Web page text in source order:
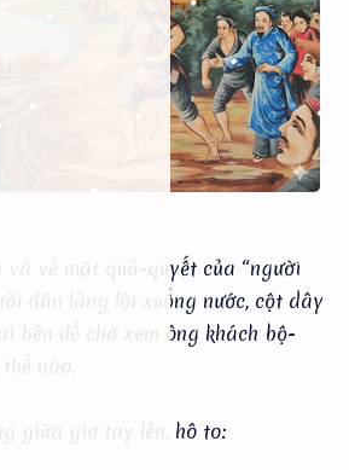
và vẻ mặt quả-quyết của “người
dân làng lội xuống nước, cột dây
bên để chờ xem ông khách bộ-
nào.
giữa giơ tay lên, hô to: